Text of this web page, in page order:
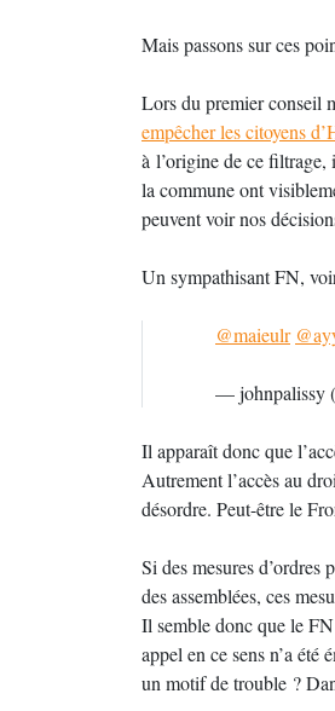
Mais passons sur ces
Lors du premier conseil
empêcher les citoyens
à l’origine de ce filtrage,
la commune ont
peuvent voir nos
Un sympathisant FN,
@maieulr
— johnpalissy
Il apparaît donc que
Autrement l’accès au
désordre. Peut-être le
Si des mesures d’ordres
des assemblées, ces
Il semble donc que le
appel en ce sens n’a
un motif de trouble ?